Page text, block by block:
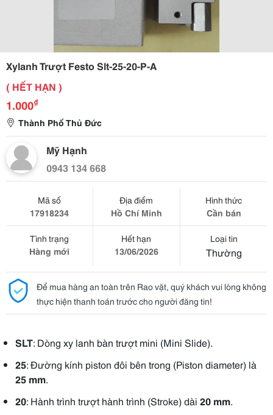
Xylanh Trượt Festo Slt-25-20-P-A
( HẾT HẠN )
1.000₫
Thành Phố Thủ Đức
Mỹ Hạnh
0943 134 668
Mã số
17918234
Địa điểm
Hồ Chí Minh
Hình thức
Cần bán
Tình trạng
Hàng mới
Hết hạn
13/06/2026
Loại tin
Thường
Để mua hàng an toàn trên Rao vặt, quý khách vui lòng không
thực hiện thanh toán trước cho người đăng tin!
SLT: Dòng xy lanh bàn trượt mini (Mini Slide).
25: Đường kính piston đôi bên trong (Piston diameter) là
25 mm.
20: Hành trình trượt hành trình (Stroke) dài 20 mm.